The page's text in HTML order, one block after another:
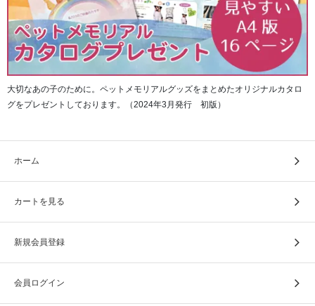
大切なあの子のために。ペットメモリアルグッズをまとめたオリジナルカタロ
グをプレゼントしております。（2024年3月発行 初版）
ホーム
カートを見る
新規会員登録
会員ログイン